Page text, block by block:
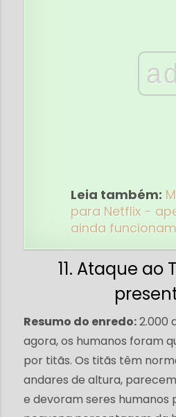
ad
Leia também:
para Netflix -
ainda
11. Ataque ao
Resumo do enredo:2.000
agora, os humanos foram
por titãs. Os titãs têm
andares de altura,
e devoram seres humanos